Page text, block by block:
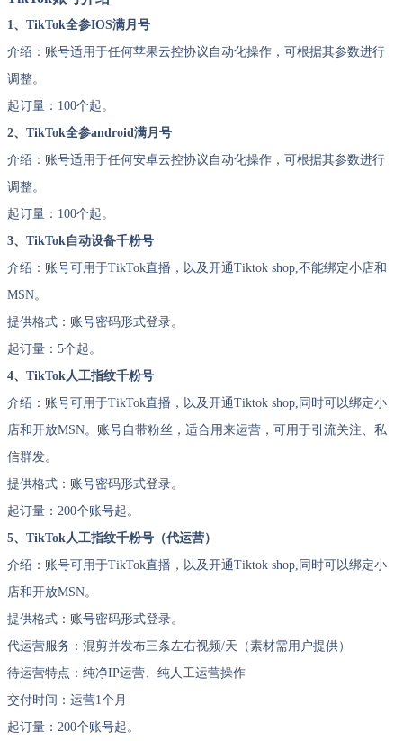
1、TikTok全参IOS满月号
介绍：账号适用于任何苹果云控协议自动化操作，可根据其参数进行
调整。
起订量：100个起。
2、TikTok全参android满月号
介绍：账号适用于任何安卓云控协议自动化操作，可根据其参数进行
调整。
起订量：100个起。
3、TikTok自动设备千粉号
介绍：账号可用于TikTok直播，以及开通Tiktok shop,不能绑定小店和
MSN。
提供格式：账号密码形式登录。
起订量：5个起。
4、TikTok人工指纹千粉号
介绍：账号可用于TikTok直播，以及开通Tiktok shop,同时可以绑定小
店和开放MSN。账号自带粉丝，适合用来运营，可用于引流关注、私
信群发。
提供格式：账号密码形式登录。
起订量：200个账号起。
5、TikTok人工指纹千粉号（代运营）
介绍：账号可用于TikTok直播，以及开通Tiktok shop,同时可以绑定小
店和开放MSN。
提供格式：账号密码形式登录。
代运营服务：混剪并发布三条左右视频/天（素材需用户提供）
待运营特点：纯净IP运营、纯人工运营操作
交付时间：运营1个月
起订量：200个账号起。